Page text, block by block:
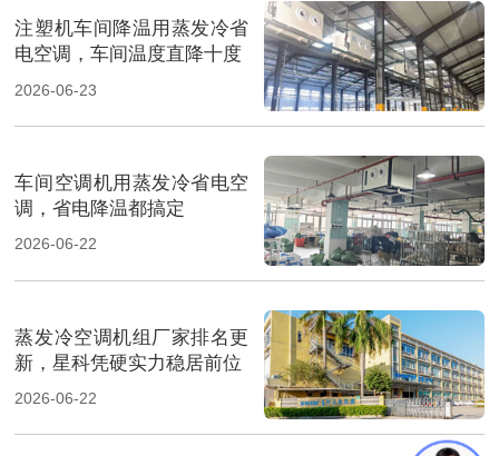
注塑机车间降温用蒸发冷省
电空调，车间温度直降十度
2026-06-23
车间空调机用蒸发冷省电空
调，省电降温都搞定
2026-06-22
蒸发冷空调机组厂家排名更
新，星科凭硬实力稳居前位
2026-06-22